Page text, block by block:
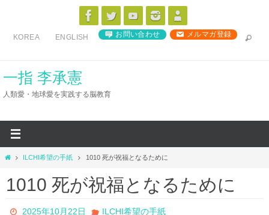
ス
KOREA ENGLISH お問い合わせ メルマガ登録
一指 李承憲
人類愛・地球愛を実践する脳教育
ホ
ム
ILCHI希望の手紙 1010 死が祝福となるために
1010 死が祝福となるために
2025年10月22日 ILCHI希望の手紙